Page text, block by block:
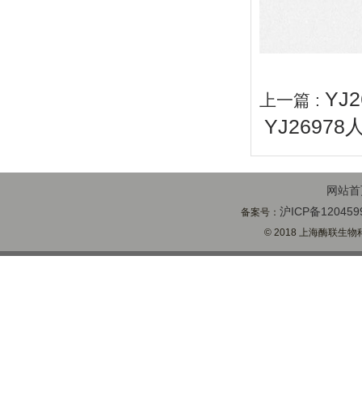
上一篇 :
YJ26978
网站
备案号：沪ICP备
© 2018 上海酶联生物